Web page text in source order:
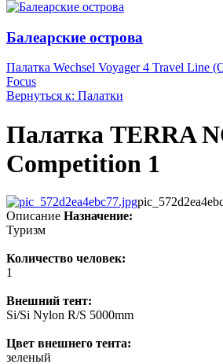
Балеарские острова
Палатка Wechsel Voyager 4 Travel Line
Focus
Вернуться к: Палатки
Палатка TERRA
Competition 1
Описание Назначение:
Туризм
Количество человек:
1
Внешний тент:
Si/Si Nylon R/S 5000mm
Цвет внешнего тента:
зеленый